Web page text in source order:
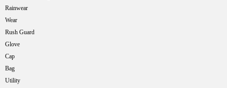
Rainwear
Wear
Rush Guard
Glove
Cap
Bag
Utility